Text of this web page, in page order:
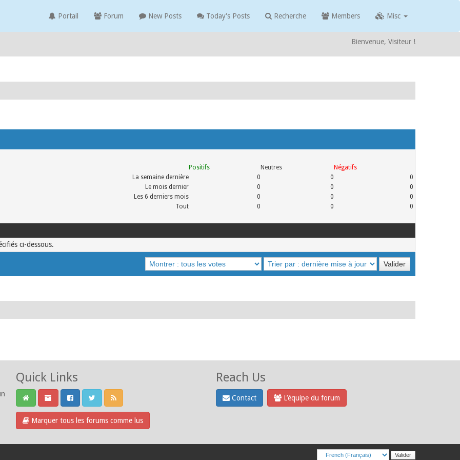
Portail Forum New Posts Today's Posts Recherche Members Misc
Bienvenue, Visiteur !
Positifs Neutres
Négatifs
La semaine dernière
0 0
0
Le mois dernier
0 0
0
Les 6 derniers mois
0 0
0
Tout
0 0 0
ci-dessous.
Quick Links
Marquer tous les forums comme lus
Reach Us
Contact L’équipe du forum